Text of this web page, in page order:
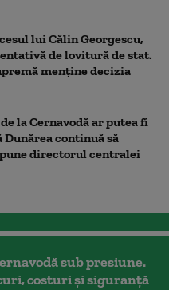
lui Călin Georgescu,
de lovitură de stat.
menține decizia
la Cernavodă ar putea fi
Dunărea continuă să
directorul centralei
sub presiune.
costuri și siguranță